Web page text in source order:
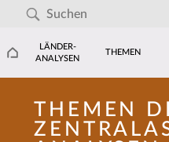
LÄNDER-
ANALYSEN
THEMEN
THEMEN